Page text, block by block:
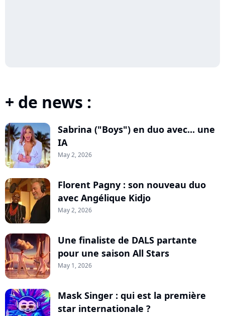
+ de news :
Sabrina ("Boys") en duo avec... une
IA
May 2, 2026
Florent Pagny : son nouveau duo
avec Angélique Kidjo
May 2, 2026
Une finaliste de DALS partante
pour une saison All Stars
May 1, 2026
Mask Singer : qui est la première
star internationale ?